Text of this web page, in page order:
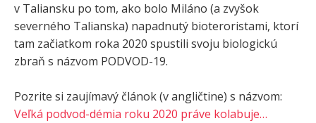
v Taliansku po tom, ako bolo Miláno (a zvyšok
severného Talianska) napadnutý bioteroristami, ktorí
tam začiatkom roka 2020 spustili svoju biologickú
zbraň s názvom PODVOD-19.
Pozrite si zaujímavý článok (v angličtine) s názvom:
Veľká podvod-démia roku 2020 práve kolabuje…